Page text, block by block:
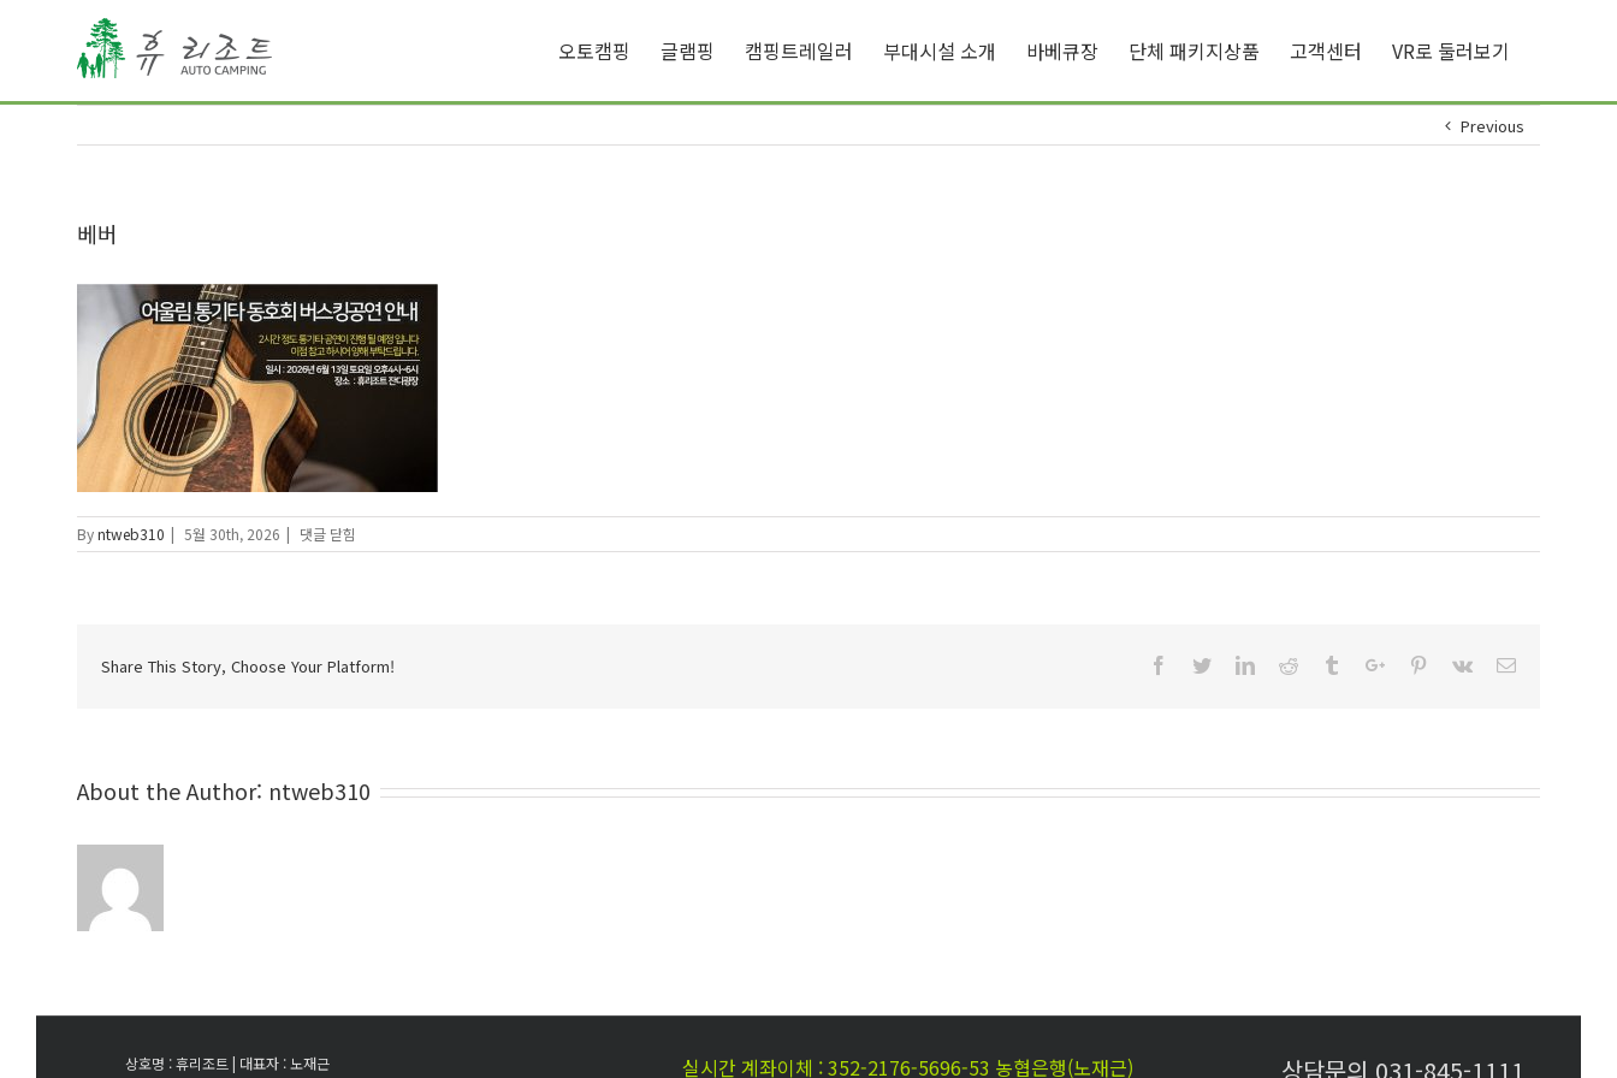
오토캠핑 글램핑 캠핑트레일러 부대시설 소개 바베큐장 단체 패키지상품 고객센터 VR로 둘러보기
Previous
베버
Byntweb310 | 5월 30th, 2026 | 베
버
댓글 닫힘
Share This Story, Choose Your Platform! Facebook
TwitterLinkedinReddit TumblrGoogle+Pinterest
Vk Email
About the Author: ntweb310
상호명 : 휴리조트 | 대표자 : 노재근
실시간 계좌이체 : 352-2176-5696-53 농협은행(노재근) 상담문의 031-845-1111